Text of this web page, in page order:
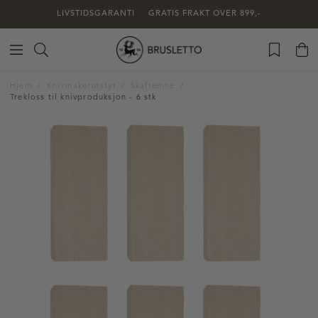
LIVSTIDSGARANTI GRATIS FRAKT OVER 899,-
Trekloss til knivproduksjon - 6 stk